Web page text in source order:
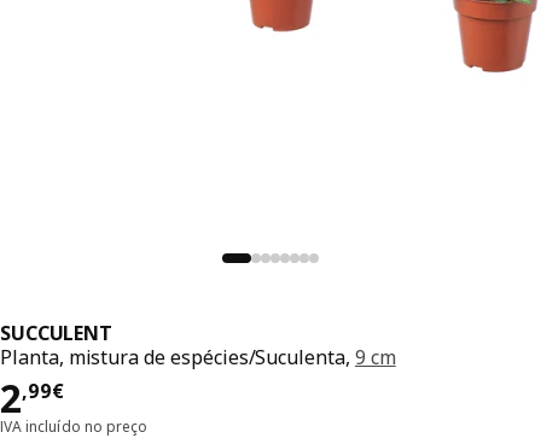
SUCCULENT
Planta, mistura de espécies/Suculenta, 9 cm
2,99€
Preço 2,99€
IVA incluído no preço